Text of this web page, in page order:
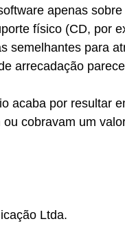
apenas
físico (CD, por
semelhantes para
arrecadação
acaba por resultar
cobravam um
Ltda.